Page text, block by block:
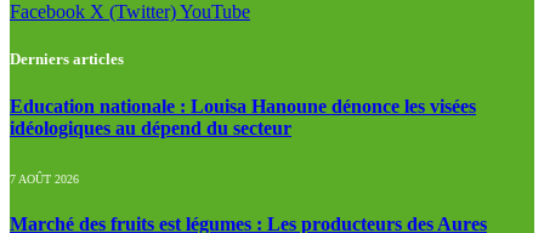
Facebook X (Twitter)YouTube
Derniers articles
Education nationale : Louisa Hanoune dénonce les visées
idéologiques au dépend du secteur
7 AOÛT 2026
Marché des fruits est légumes : Les producteurs des Aures